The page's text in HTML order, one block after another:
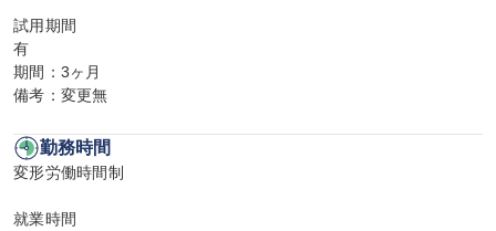
試用期間
有
期間：3ヶ月
備考：変更無
勤務時間
変形労働時間制
就業時間